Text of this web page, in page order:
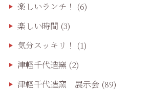
楽しいランチ！ (6)
楽しい時間 (3)
気分スッキリ！ (1)
津軽千代造窯 (2)
津軽千代造窯 展示会(89)